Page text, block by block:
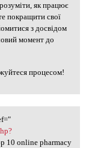
як працює
покращити свої
з досвідом
момент до
процесом!
href
10 online pharmacy